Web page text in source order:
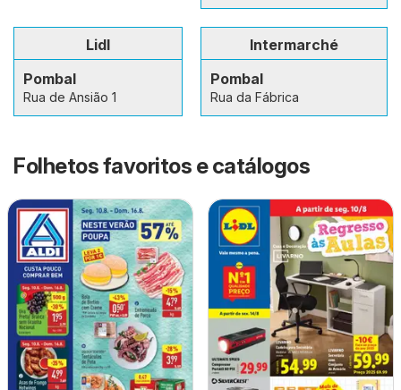
Lidl
Pombal
Rua de Ansião 1
Intermarché
Pombal
Rua da Fábrica
Folhetos favoritos e catálogos